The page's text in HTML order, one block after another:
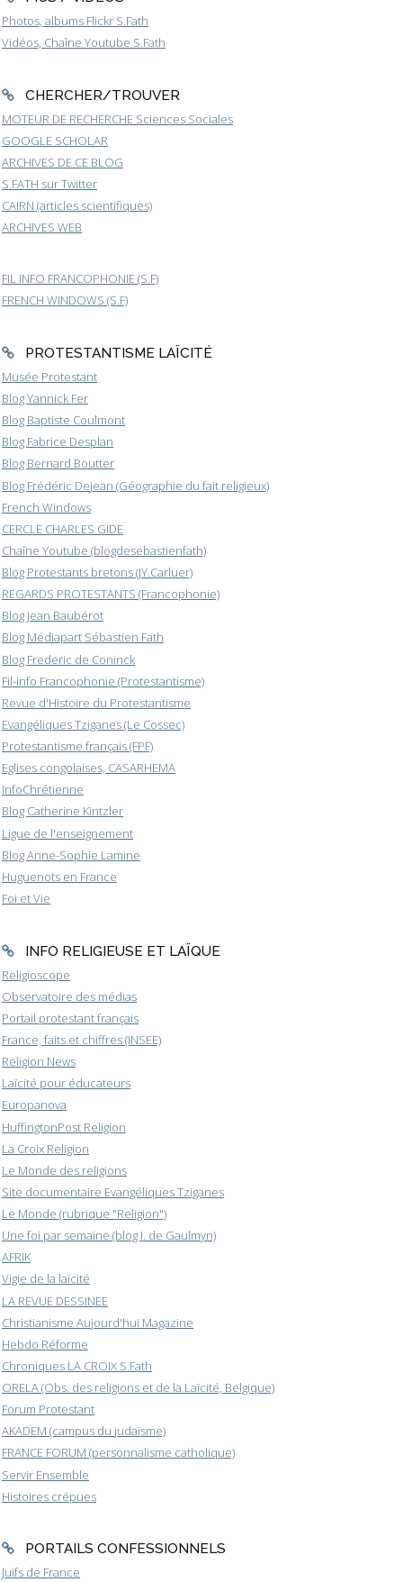
Photos, albums Flickr S.Fath
Vidéos, Chaîne Youtube S.Fath
CHERCHER/TROUVER
MOTEUR DE RECHERCHE Sciences Sociales
GOOGLE SCHOLAR
ARCHIVES DE CE BLOG
S.FATH sur Twitter
CAIRN (articles scientifiques)
ARCHIVES WEB
FIL INFO FRANCOPHONIE (S.F)
FRENCH WINDOWS (S.F)
PROTESTANTISME LAÏCITÉ
Musée Protestant
Blog Yannick Fer
Blog Baptiste Coulmont
Blog Fabrice Desplan
Blog Bernard Boutter
Blog Frédéric Dejean (Géographie du fait religieux)
French Windows
CERCLE CHARLES GIDE
Chaîne Youtube (blogdesebastienfath)
Blog Protestants bretons (JY.Carluer)
REGARDS PROTESTANTS (Francophonie)
Blog Jean Baubérot
Blog Médiapart Sébastien Fath
Blog Frederic de Coninck
Fil-info Francophonie (Protestantisme)
Revue d'Histoire du Protestantisme
Evangéliques Tziganes (Le Cossec)
Protestantisme français (FPF)
Eglises congolaises, CASARHEMA
InfoChrétienne
Blog Catherine Kintzler
Ligue de l'enseignement
Blog Anne-Sophie Lamine
Huguenots en France
Foi et Vie
INFO RELIGIEUSE ET LAÏQUE
Religioscope
Observatoire des médias
Portail protestant français
France, faits et chiffres (INSEE)
Religion News
Laïcité pour éducateurs
Europanova
HuffingtonPost Religion
La Croix Religion
Le Monde des religions
Site documentaire Evangéliques Tziganes
Le Monde (rubrique "Religion")
Une foi par semaine (blog I. de Gaulmyn)
AFRIK
Vigie de la laïcité
LA REVUE DESSINEE
Christianisme Aujourd'hui Magazine
Hebdo Réforme
Chroniques LA CROIX S.Fath
ORELA (Obs. des religions et de la Laïcité, Belgique)
Forum Protestant
AKADEM (campus du judaïsme)
FRANCE FORUM (personnalisme catholique)
Servir Ensemble
Histoires crépues
PORTAILS CONFESSIONNELS
Juifs de France